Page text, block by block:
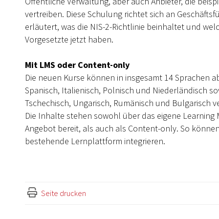
vertreiben. Diese Schulung richtet sich an
erläutert, was die NIS-2-Richtlinie beinhaltet und
Vorgesetzte jetzt haben.
Mit LMS oder Content-only
Die neuen Kurse können in insgesamt 14 Sprachen
Spanisch, Italienisch, Polnisch und Niederländisch
Tschechisch, Ungarisch, Rumänisch und Bulgarisch
Die Inhalte stehen sowohl über das eigene Learning
Angebot bereit, als auch als Content-only. So
bestehende Lernplattform integrieren.
Seite drucken